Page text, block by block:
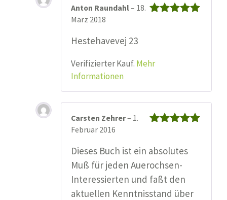
Anton Raundahl– 18.
März 2018
Hestehavevej 23
Verifizierter Kauf. Mehr
Informationen
Carsten Zehrer– 1.
Februar 2016
Dieses Buch ist ein absolutes
Muß für jeden Auerochsen-
Interessierten und faßt den
aktuellen Kenntnisstand über